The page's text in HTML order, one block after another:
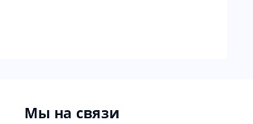
Мы на связи